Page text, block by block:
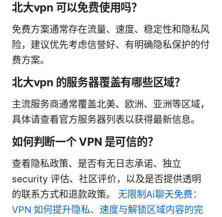
北大vpn 可以免费使用吗？
免费方案通常存在流量、速度、稳定性和隐私风
险，建议优先考虑信誉好、有明确隐私保护的付
费方案。
北大vpn 的服务器覆盖有哪些区域？
主流服务商通常覆盖北美、欧洲、亚洲等区域，
具体请查看官方服务器列表以获得最新信息。
如何判断一个 VPN 是可信的？
查看隐私政策、是否有无日志承诺、独立
security 评估、社区评价，以及是否提供透明
的联系方式和退款政策。 无限制Ai聊天免费：
VPN 如何提升隐私、速度与解锁区域内容的完